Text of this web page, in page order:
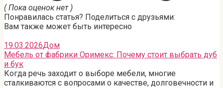
( Пока оценок нет )
Понравилась статья? Поделиться с друзьями:
Вам также может быть интересно
19.03.2026Дом
Мебель от фабрики Оримекс: Почему стоит выбрать дуб
и бук
Когда речь заходит о выборе мебели, многие
сталкиваются с вопросами о качестве, долговечности и